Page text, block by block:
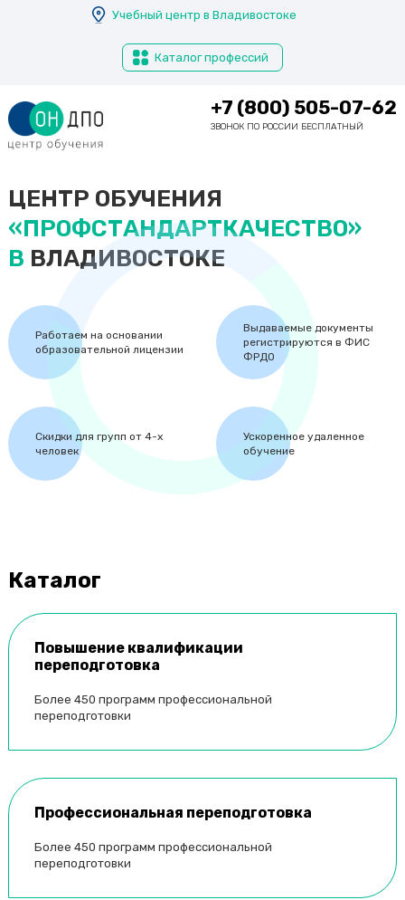
Учебный центр в Владивостоке
Каталог профессий
+7 (800) 505-07-62
ЗВОНОК ПО РОССИИ БЕСПЛАТНЫЙ
ЦЕНТР ОБУЧЕНИЯ
«ПРОФСТАНДАРТКАЧЕСТВО»
В ВЛАДИВОСТОКЕ
Работаем на основании
образовательной лицензии
Выдаваемые документы
регистрируются в ФИС
ФРДО
Скидки для групп от 4-х
человек
Ускоренное удаленное
обучение
Каталог
Повышение квалификации
переподготовка
Более 450 программ профессиональной
переподготовки
Профессиональная переподготовка
Более 450 программ профессиональной
переподготовки
Томск
У
Улан-Удэ
Уссурийск
Уфа
Х
Химки
Ч
Челябинск
Череповец
Чита
Щ
Электросталь
Энгельс
Южно-Сахалинск
Я
Якутск
Ярославль